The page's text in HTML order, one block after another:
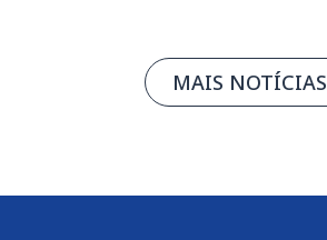
MAIS NOTÍCIAS